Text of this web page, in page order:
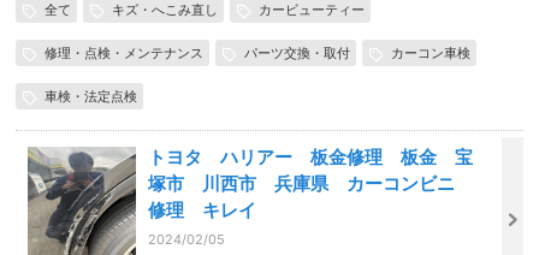
全て キズ・へこみ直し カービューティー
修理・点検・メンテナンス パーツ交換・取付 カーコン車検
車検・法定点検
トヨタ ハリアー 板金修理 板金 宝
塚市 川西市 兵庫県 カーコンビニ
修理 キレイ
2024/02/05